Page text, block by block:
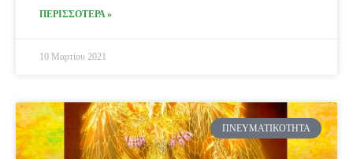
ΠΕΡΙΣΣΟΤΕΡΑ »
10 Μαρτίου 2021
ΠΝΕΥΜΑΤΙΚΌΤΗΤΑ